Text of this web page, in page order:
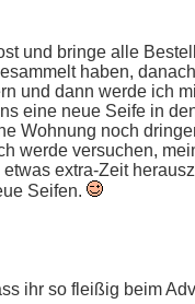
und bringe alle
haben,
und dann werde ich
eine neue Seife in
Wohnung noch
werde versuchen,
extra-Zeit
Seifen.
ihr so fleißig beim